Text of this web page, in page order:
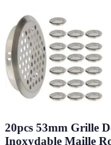
20pcs 53mm Grille
Inoxydable Maille